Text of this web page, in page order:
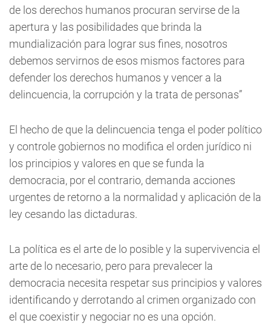
de los derechos humanos procuran servirse de la
apertura y las posibilidades que brinda la
mundialización para lograr sus fines, nosotros
debemos servirnos de esos mismos factores para
defender los derechos humanos y vencer a la
delincuencia, la corrupción y la trata de personas”
El hecho de que la delincuencia tenga el poder político
y controle gobiernos no modifica el orden jurídico ni
los principios y valores en que se funda la
democracia, por el contrario, demanda acciones
urgentes de retorno a la normalidad y aplicación de la
ley cesando las dictaduras.
La política es el arte de lo posible y la supervivencia el
arte de lo necesario, pero para prevalecer la
democracia necesita respetar sus principios y valores
identificando y derrotando al crimen organizado con
el que coexistir y negociar no es una opción.